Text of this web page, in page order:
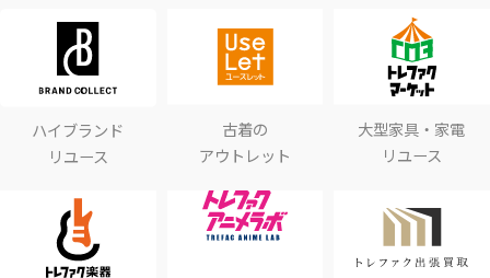
ハイブランド
リユース
古着の
アウトレット
大型家具・家電
リユース